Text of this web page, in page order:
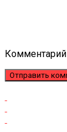
Комментарий